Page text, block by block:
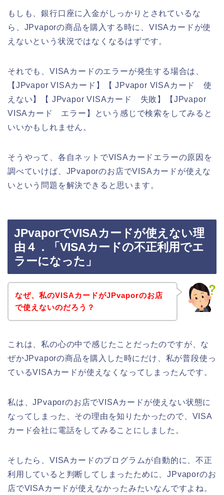
もしも、銀行口座に入金がしっかりとされているな
ら、JPvaporの商品を購入する時に、VISAカードが使
えないという状況ではなくなるはずです。
それでも、VISAカードのエラーが発生する場合は、
【JPvapor VISAカード】【 JPvapor VISAカード 使
えない】【 JPvapor VISAカード 失敗】【JPvapor
VISAカード エラー】という感じで検索をしてみると
いいかもしれません。
そうやって、各自ネットでVISAカードエラーの原因を
調べていけば、JPvaporのお店でVISAカードが使えな
いという問題を解決できると思います。
JPvaporでVISAカードが使えない理
由４．「VISAカードの不正利用でエ
ラーになった」
なぜ、私のVISAカードがJPvaporのお店
で使えないのだろう？
これは、私の心の中で感じたことだったのですが、な
ぜかJPvaporの商品を購入した時にだけ、私が普段使っ
ているVISAカードが使えなくなってしまったんです。
私は、JPvaporのお店でVISAカードが使えない状態に
なってしまった、その理由を知りたかったので、VISA
カード会社に電話をしてみることにしました。
そしたら、VISAカードのプログラムが自動的に、不正
利用していると判断してしまったために、JPvaporのお
店でVISAカードが使えなかったみたいなんですよね。